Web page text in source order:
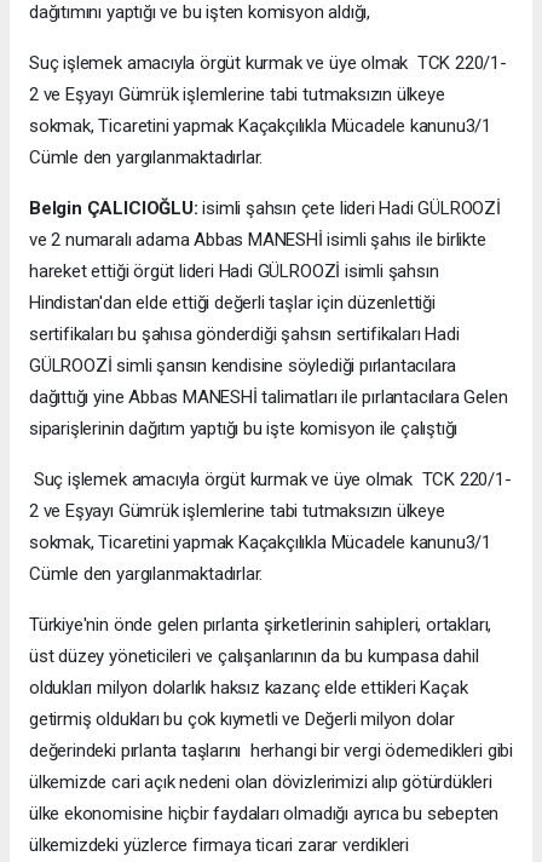
dağıtımını yaptığı ve bu işten komisyon aldığı,
Suç işlemek amacıyla örgüt kurmak ve üye olmak TCK 220/1-
2 ve Eşyayı Gümrük işlemlerine tabi tutmaksızın ülkeye
sokmak, Ticaretini yapmak Kaçakçılıkla Mücadele kanunu3/1
Cümle den yargılanmaktadırlar.
Belgin ÇALICIOĞLU: isimli şahsın çete lideri Hadi GÜLROOZİ
ve 2 numaralı adama Abbas MANESHİ isimli şahıs ile birlikte
hareket ettiği örgüt lideri Hadi GÜLROOZİ isimli şahsın
Hindistan'dan elde ettiği değerli taşlar için düzenlettiği
sertifikaları bu şahısa gönderdiği şahsın sertifikaları Hadi
GÜLROOZİ simli şansın kendisine söylediği pırlantacılara
dağıttığı yine Abbas MANESHİ talimatları ile pırlantacılara Gelen
siparişlerinin dağıtım yaptığı bu işte komisyon ile çalıştığı
Suç işlemek amacıyla örgüt kurmak ve üye olmak TCK 220/1-
2 ve Eşyayı Gümrük işlemlerine tabi tutmaksızın ülkeye
sokmak, Ticaretini yapmak Kaçakçılıkla Mücadele kanunu3/1
Cümle den yargılanmaktadırlar.
Türkiye'nin önde gelen pırlanta şirketlerinin sahipleri, ortakları,
üst düzey yöneticileri ve çalışanlarının da bu kumpasa dahil
oldukları milyon dolarlık haksız kazanç elde ettikleri Kaçak
getirmiş oldukları bu çok kıymetli ve Değerli milyon dolar
değerindeki pırlanta taşlarını herhangi bir vergi ödemedikleri gibi
ülkemizde cari açık nedeni olan dövizlerimizi alıp götürdükleri
ülke ekonomisine hiçbir faydaları olmadığı ayrıca bu sebepten
ülkemizdeki yüzlerce firmaya ticari zarar verdikleri